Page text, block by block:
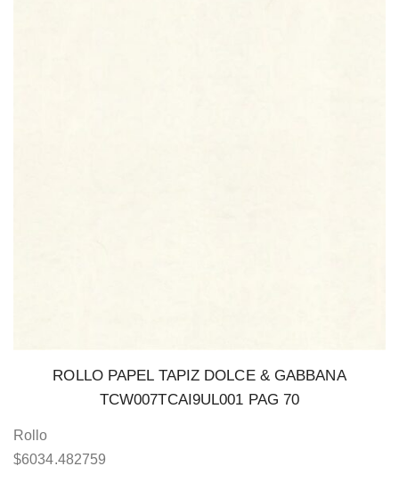
ROLLO PAPEL TAPIZ DOLCE & GABBANA
TCW007TCAI9UL001 PAG 70
Rollo
$6034.482759